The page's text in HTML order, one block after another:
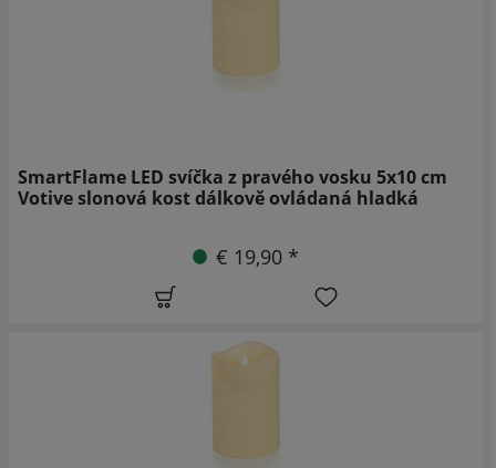
SmartFlame LED svíčka z pravého vosku 5x10 cm
Votive slonová kost dálkově ovládaná hladká
€ 19,90 *